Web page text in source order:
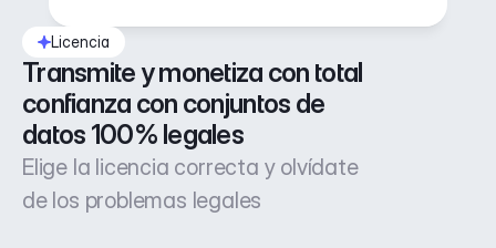
Licencia
Transmite y monetiza con total
confianza con conjuntos de
datos 100% legales
Elige la licencia correcta y olvídate
de los problemas legales